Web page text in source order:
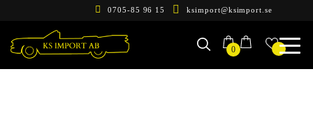
0705-85 96 15 ksimport@ksimport.se
0